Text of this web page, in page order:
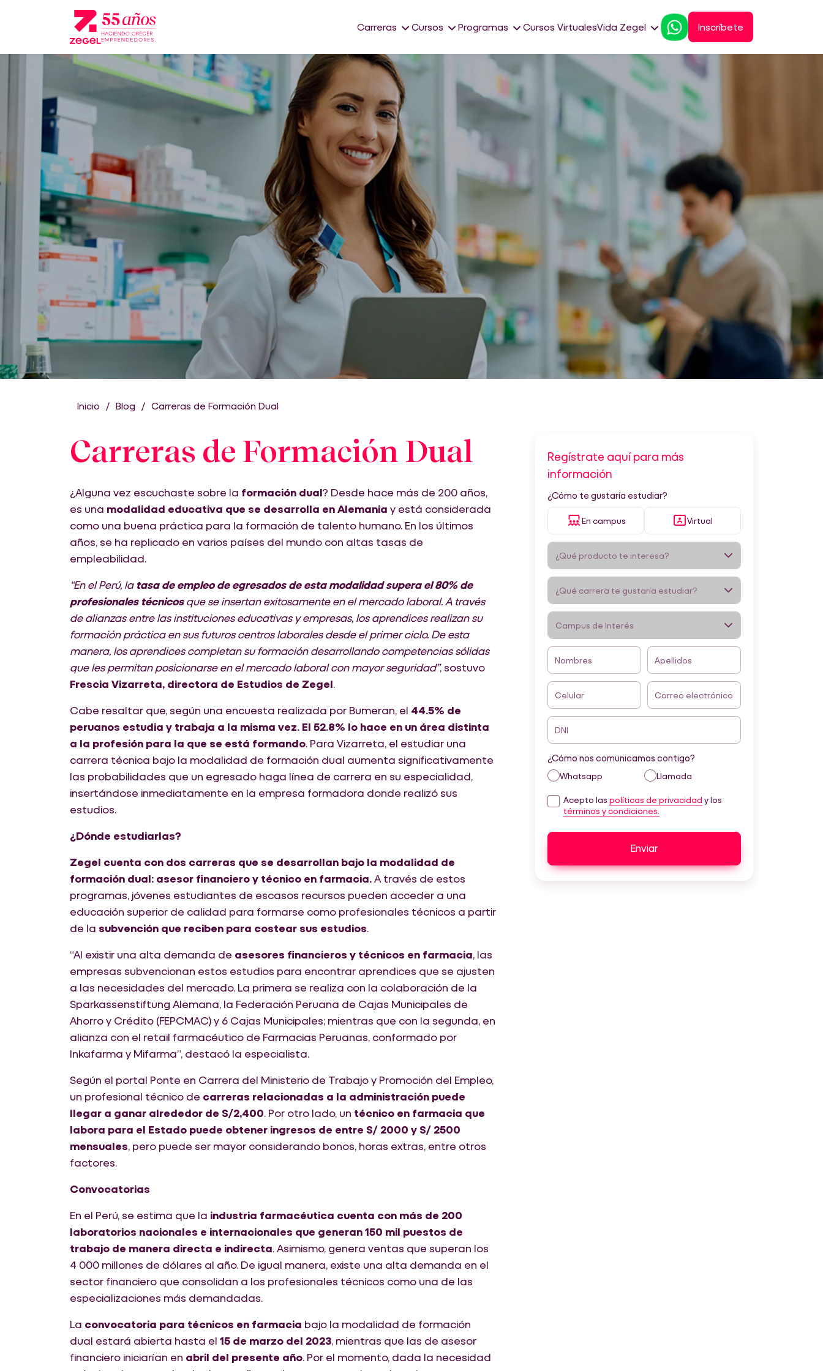
Carreras Cursos Programas Cursos VirtualesVida Zegel Inscríbete
Inicio Blog Carreras de Formación Dual
Carreras de Formación Dual
¿Alguna vez escuchaste sobre la formación dual? Desde hace más de 200 años,
es una modalidad educativa que se desarrolla en Alemania y está considerada
como una buena práctica para la formación de talento humano. En los últimos
años, se ha replicado en varios países del mundo con altas tasas de
empleabilidad.
“En el Perú, la tasa de empleo de egresados de esta modalidad supera el 80% de
profesionales técnicosque se insertan exitosamente en el mercado laboral. A través
de alianzas entre las instituciones educativas y empresas, los aprendices realizan su
formación práctica en sus futuros centros laborales desde el primer ciclo. De esta
manera, los aprendices completan su formación desarrollando competencias sólidas
que les permitan posicionarse en el mercado laboral con mayor seguridad”, sostuvo
Frescia Vizarreta, directora de Estudios de Zegel.
Cabe resaltar que, según una encuesta realizada por Bumeran, el 44.5% de
peruanos estudia y trabaja a la misma vez. El 52.8% lo hace en un área distinta
a la profesión para la que se está formando. Para Vizarreta, el estudiar una
carrera técnica bajo la modalidad de formación dual aumenta significativamente
las probabilidades que un egresado haga línea de carrera en su especialidad,
insertándose inmediatamente en la empresa formadora donde realizó sus
estudios.
¿Dónde estudiarlas?
Zegel cuenta con dos carreras que se desarrollan bajo la modalidad de
formación dual: asesor financiero y técnico en farmacia.A través de estos
programas, jóvenes estudiantes de escasos recursos pueden acceder a una
educación superior de calidad para formarse como profesionales técnicos a partir
de la subvención que reciben para costear sus estudios.
“Al existir una alta demanda de asesores financieros y técnicos en farmacia, las
empresas subvencionan estos estudios para encontrar aprendices que se ajusten
a las necesidades del mercado. La primera se realiza con la colaboración de la
Sparkassenstiftung Alemana, la Federación Peruana de Cajas Municipales de
Ahorro y Crédito (FEPCMAC) y 6 Cajas Municipales; mientras que con la segunda, en
alianza con el retail farmacéutico de Farmacias Peruanas, conformado por
Inkafarma y Mifarma”, destacó la especialista.
Según el portal Ponte en Carrera del Ministerio de Trabajo y Promoción del Empleo,
un profesional técnico de carreras relacionadas a la administración puede
llegar a ganar alrededor de S/2,400. Por otro lado, un técnico en farmacia que
labora para el Estado puede obtener ingresos de entre S/ 2000 y S/ 2500
mensuales, pero puede ser mayor considerando bonos, horas extras, entre otros
factores.
Convocatorias
En el Perú, se estima que la industria farmacéutica cuenta con más de 200
laboratorios nacionales e internacionales que generan 150 mil puestos de
trabajo de manera directa e indirecta. Asimismo, genera ventas que superan los
4 000 millones de dólares al año. De igual manera, existe una alta demanda en el
sector financiero que consolidan a los profesionales técnicos como una de las
especializaciones más demandadas.
La convocatoria para técnicos en farmacia bajo la modalidad de formación
dual estará abierta hasta el 15 de marzo del 2023, mientras que las de asesor
financiero iniciarían en abril del presente año. Por el momento, dada la necesidad
Regístrate aquí para más
información
¿Cómo te gustaría estudiar?
En campus Virtual
Nombres Apellidos
Celular Correo electrónico
DNI
¿Cómo nos comunicamos contigo?
Whatsapp Llamada
Acepto las políticas de privacidad y los
términos y condiciones.
Enviar